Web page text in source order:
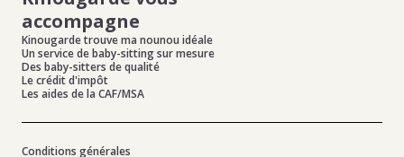
accompagne
Kinougarde trouve ma nounou idéale
Un service de baby-sitting sur mesure
Des baby-sitters de qualité
Le crédit d'impôt
Les aides de la CAF/MSA
Conditions générales